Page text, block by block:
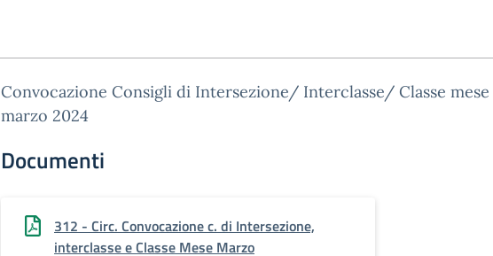
Convocazione Consigli di Intersezione/ Interclasse/ Classe
marzo 2024
Documenti
312 - Circ. Convocazione c. di Intersezione,
interclasse e Classe Mese Marzo